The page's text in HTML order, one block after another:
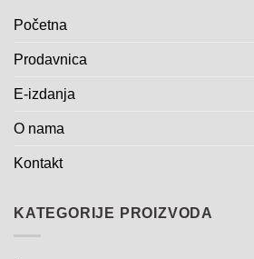
Početna
Prodavnica
E-izdanja
O nama
Kontakt
KATEGORIJE PROIZVODA